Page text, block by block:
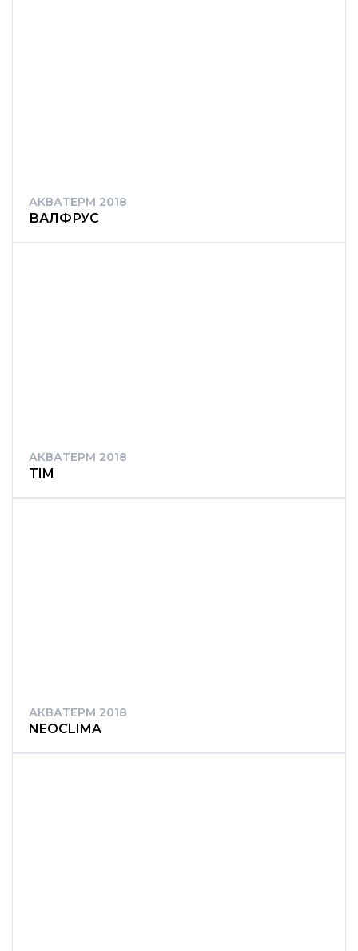
АКВАТЕРМ 2018
ВАЛФРУС
АКВАТЕРМ 2018
TIM
АКВАТЕРМ 2018
NEOCLIMA